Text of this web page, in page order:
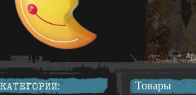
Товары